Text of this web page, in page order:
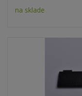
na sklade